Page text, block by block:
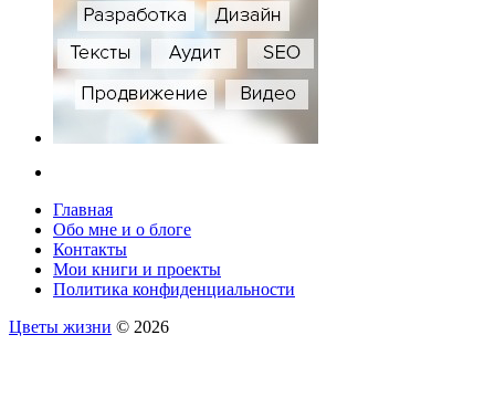
Главная
Обо мне и о блоге
Контакты
Мои книги и проекты
Политика конфиденциальности
Цветы жизни © 2026